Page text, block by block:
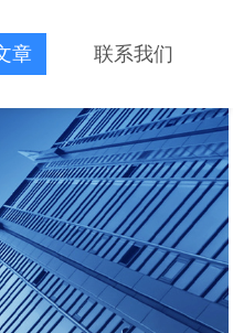
章 联系我们